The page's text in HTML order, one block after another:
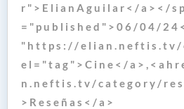
r " > E l i a n A g u i l a r < / a > < / s
= " p u b l i s h e d " > 0 6 / 0 4 / 2 4
" h t t p s : / / e l i a n . n e f t i s . t v
e l = " t a g " > C i n e < / a > , < a h
n . n e f t i s . t v / c a t e g o r y / r e
> R e s e ñ a s < / a >